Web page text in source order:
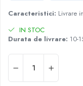
Radiatoare Otel
Radiatoare Otel Korado
Radiatoare de Baie
Automatizare
Detectoare
Termostate centrala
Detectoare de gaz si
Caracteristici: Livrare
IN STOC
Durata de livrare: 10-